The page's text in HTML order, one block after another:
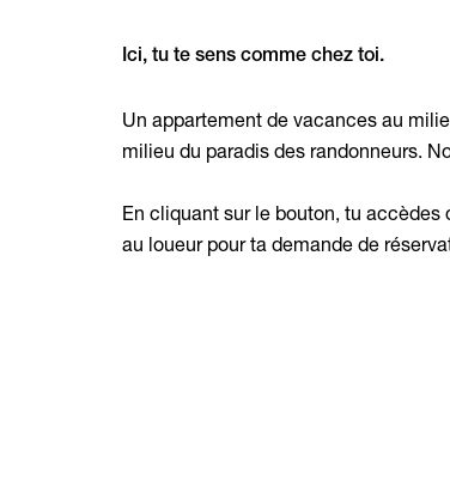
Ici, tu te sens comme chez toi.
Un appartement de vacances au
milieu du paradis des randonneurs.
En cliquant sur le bouton, tu
au loueur pour ta demande de